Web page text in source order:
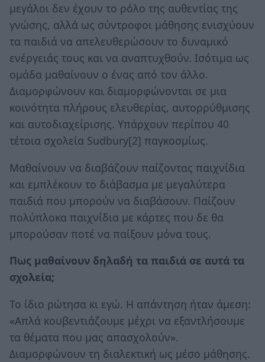
μεγάλοι δεν έχουν το ρόλο της αυθεντίας της
γνώσης, αλλά ως σύντροφοι μάθησης ενισχύουν
τα παιδιά να απελευθερώσουν το δυναμικό
ενέργειάς τους και να αναπτυχθούν. Ισότιμα ως
ομάδα μαθαίνουν ο ένας από τον άλλο.
Διαμορφώνουν και διαμορφώνονται σε μια
κοινότητα πλήρους ελευθερίας, αυτορρύθμισης
και αυτοδιαχείρισης. Υπάρχουν περίπου 40
τέτοια σχολεία Sudbury[2] παγκοσμίως.
Μαθαίνουν να διαβάζουν παίζοντας παιχνίδια
και εμπλέκουν το διάβασμα με μεγαλύτερα
παιδιά που μπορούν να διαβάσουν. Παίζουν
πολύπλοκα παιχνίδια με κάρτες που δε θα
μπορούσαν ποτέ να παίξουν μόνα τους.
Πως μαθαίνουν δηλαδή τα παιδιά σε αυτά τα
σχολεία;
Το ίδιο ρώτησα κι εγώ. Η απάντηση ήταν άμεση:
«Απλά κουβεντιάζουμε μέχρι να εξαντλήσουμε
τα θέματα που μας απασχολούν».
Διαμορφώνουν τη διαλεκτική ως μέσο μάθησης.